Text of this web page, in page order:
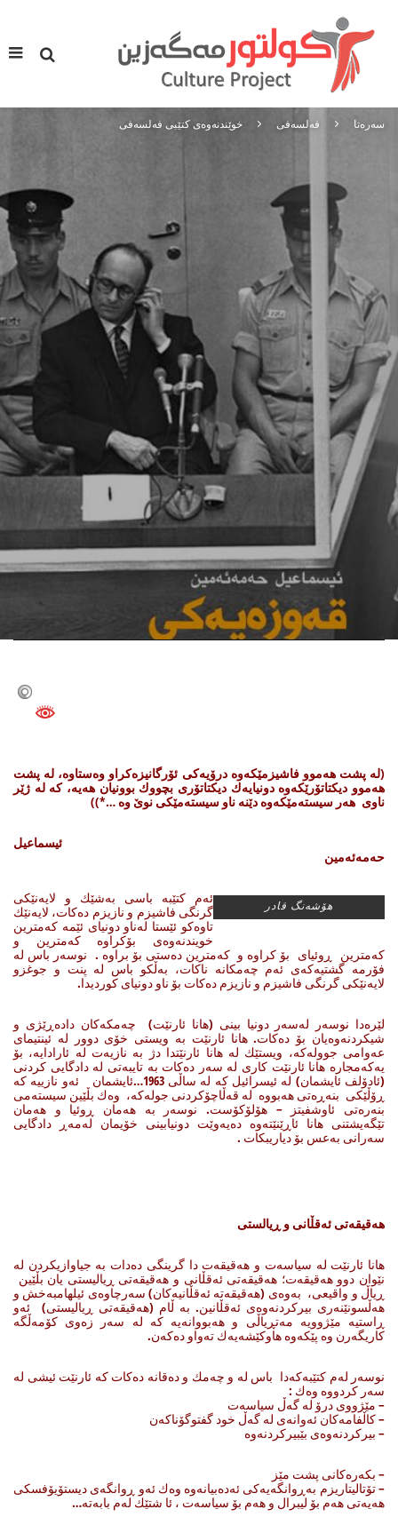
سه‌ره‌تا فه‌لسه‌فی خوێندنەوەی کتێبی فەلسەفی
(له‌ پشت هه‌موو فاشیزمێكه‌وه‌ درۆیه‌كی ئۆرگانیزه‌كراو وه‌ستاوه‌، له‌ پشت
هه‌موو دیكتاتۆرێكه‌وه‌ دونیایه‌ك دیكتاتۆری بچووك بوونیان هه‌یه‌، كه‌ له‌ ژێر
ناوی هه‌ر سیسته‌مێكه‌وه‌ دێنه‌ ناو سیسته‌مێكی نوێ وه‌ …*))
ئیسماعیل
حه‌مه‌ئه‌مین
هۆشه‌نگ قادر
ئه‌م كتێبه‌ باسی به‌شێك و لایه‌نێكی
گرنگی فاشیزم و نازیزم ده‌كات، لایه‌نێك
تاوه‌كو ئێستا له‌ناو دونیای ئێمه‌ كه‌مترین
خویندنه‌وه‌ی بۆكراوه‌ كه‌مترین و
كه‌مترین ڕوئیای بۆ كراوه‌ و كه‌مترین ده‌ستی بۆ براوه‌ . نوسه‌ر باس له‌
فۆرمه‌ گشتیه‌كه‌ی ئه‌م چه‌مكانه‌ ناكات، به‌ڵكو باس له‌ پنت و جوغزو
لایه‌نێكی گرنگی فاشیزم و نازیزم ده‌كات بۆ ناو دونیای كوردیدا.
لێره‌دا نوسه‌ر له‌سه‌ر دونیا بینی (هانا ئارنێت) چه‌مكه‌كان داده‌ڕێژی و
شیكردنه‌وه‌یان بۆ ده‌كات. هانا ئارنێت به‌ ویستی خۆی دوور له‌ ئینتیمای
عه‌وامی جووله‌كه‌، ویستێك له‌ هانا ئارنێتدا دژ به‌ نازیه‌ت له‌ ئارادایه‌، بۆ
یه‌كه‌مجاره‌ هانا ئارنێت كاری له‌ سه‌ر ده‌كات به‌ تایبه‌تی له‌ دادگایی كردنی
(ئادۆلف ئایشمان) له‌ ئیسرائیل كه‌ له‌ ساڵی 1963…ئایشمان ئه‌و نازییه‌ كه‌
ڕۆڵێكی بنه‌ڕه‌تی هه‌بووه له‌ قه‌ڵاچۆكردنی جوله‌كه‌، وه‌ك بڵێین سیسته‌می
بنه‌ره‌تی ئاوشفیتز – هۆلۆكۆست. نوسه‌ر به‌ هه‌مان ڕوئیا و هه‌مان
تێگه‌یشتنی هانا ئاڕێنێته‌وه‌ ده‌یه‌وێت دونیابینی خۆیمان له‌مه‌ڕ دادگایی
سه‌رانی به‌عس بۆ دیاریبكات .
هه‌قیقه‌تی ئه‌قڵانی و ڕیالستی
هانا ئارنێت له‌ سیاسه‌ت و هه‌قیقه‌ت دا گرینگی ده‌دات به‌ جیاوازیكردن له‌
نێوان دوو هه‌قیقه‌ت؛ هه‌قیقه‌تی ئه‌قڵانی و هه‌قیقه‌تی ڕیالیستی یان بڵێین
ڕیاڵ و واقیعی، به‌وه‌ی (هه‌قیقه‌ته‌ ئه‌قڵانیه‌كان) سه‌رچاوه‌ی ئیلهامبه‌خش و
هه‌ڵسونێنه‌ری بیركردنه‌وه‌ی ئه‌قڵانین. به‌ ڵام (هه‌قیقه‌تی ڕیالیستی) ئه‌و
ڕاستیه‌ مێژوویه‌ مه‌تڕیاڵی و هه‌بووانه‌یه‌ كه‌ له‌ سه‌ر زه‌وی كۆمه‌ڵگه‌
كاریگه‌رن وه‌ پێكه‌وه‌ هاوكێشه‌یه‌ك ته‌واو ده‌كه‌ن.
نوسه‌ر له‌م كتێبه‌كه‌دا باس له‌ و چه‌مك و ده‌قانه‌ ده‌كات كه‌ ئارنێت ئیشی له‌
سه‌ر كردووه‌ وه‌ك :
– مێژووی درۆ له‌ گه‌ڵ سیاسه‌ت
– كاڵفامه‌كان ئه‌وانه‌ی له‌ گه‌ڵ خود گفتوگۆناكه‌ن
– بیركردنه‌وه‌ی بێبیركردنه‌وه‌
– بكه‌ره‌كانی پشت مێز
– تۆتالیتاریزم به‌ڕوانگه‌یه‌كی ئه‌ده‌بیانه‌وه‌ وه‌ك ئه‌و ڕوانگه‌ی دیستۆیۆفسكی
هه‌یه‌تی هه‌م بۆ لیبرال و هه‌م بۆ سیاسه‌ت ، ئا شتێك له‌م بابه‌ته‌…